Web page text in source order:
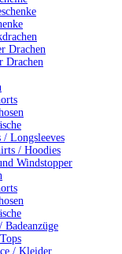
Drachen
Drachen
/ Longsleeves
/ Hoodies
Windstopper
/ Kleider